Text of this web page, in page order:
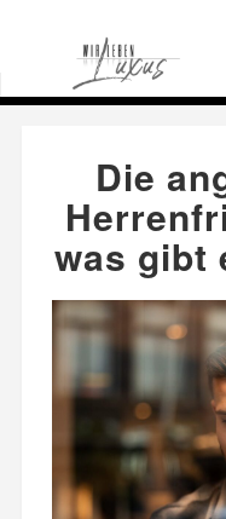
Startseite»
Herrenfrisuren
Die
was gibt